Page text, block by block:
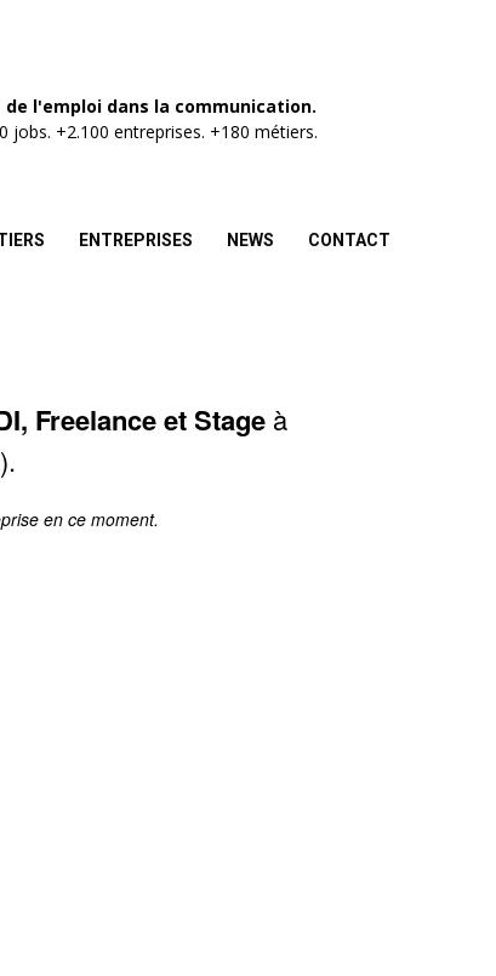
de l'emploi dans la communication.
jobs. +2.100 entreprises. +180 métiers.
ENTREPRISES NEWS CONTACT
Freelance et Stage à
en ce moment.